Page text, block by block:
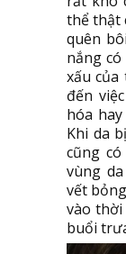
thể thật
quên
nắng
xấu của
đến
hóa
Khi da
cũng
vùng
vết
vào
buổi